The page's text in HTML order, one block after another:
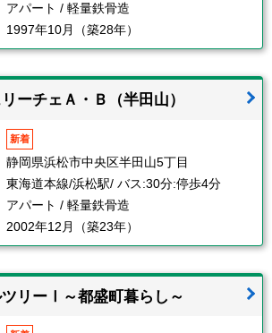
アパート / 軽量鉄骨造
1997年10月（築28年）
ーチェＡ・Ｂ（半田山）
新着
静岡県浜松市中央区半田山5丁目
東海道本線/浜松駅/ バス:30分:停歩4分
アパート / 軽量鉄骨造
2002年12月（築23年）
リーⅠ～都盛町暮らし～